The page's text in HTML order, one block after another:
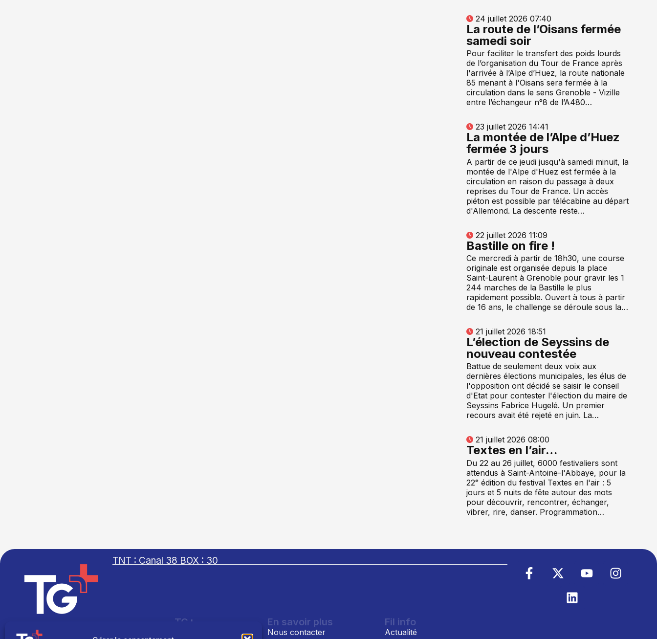
24 juillet 2026 07:40
La route de l’Oisans fermée
samedi soir
Pour faciliter le transfert des poids lourds
de l’organisation du Tour de France après
l'arrivée à l’Alpe d’Huez, la route nationale
85 menant à l'Oisans sera fermée à la
circulation dans le sens Grenoble - Vizille
entre l’échangeur n°8 de l’A480…
23 juillet 2026 14:41
La montée de l’Alpe d’Huez
fermée 3 jours
A partir de ce jeudi jusqu'à samedi minuit, la
montée de l'Alpe d'Huez est fermée à la
circulation en raison du passage à deux
reprises du Tour de France. Un accès
piéton est possible par télécabine au départ
d'Allemond. La descente reste…
22 juillet 2026 11:09
Bastille on fire !
Ce mercredi à partir de 18h30, une course
originale est organisée depuis la place
Saint-Laurent à Grenoble pour gravir les 1
244 marches de la Bastille le plus
rapidement possible. Ouvert à tous à partir
de 16 ans, le challenge se déroule sous la…
21 juillet 2026 18:51
L’élection de Seyssins de
nouveau contestée
Battue de seulement deux voix aux
dernières élections municipales, les élus de
l'opposition ont décidé se saisir le conseil
d'Etat pour contester l'élection du maire de
Seyssins Fabrice Hugelé. Un premier
recours avait été rejeté en juin. La…
21 juillet 2026 08:00
Textes en l’air…
Du 22 au 26 juillet, 6000 festivaliers sont
attendus à Saint-Antoine-l'Abbaye, pour la
22ᵉ édition du festival Textes en l'air : 5
jours et 5 nuits de fête autour des mots
pour découvrir, rencontrer, échanger,
vibrer, rire, danser. Programmation…
TNT : Canal 38 BOX : 30
Site réalisé par
TG+ En savoir plus
Nous contacter
Fil info
Actualité